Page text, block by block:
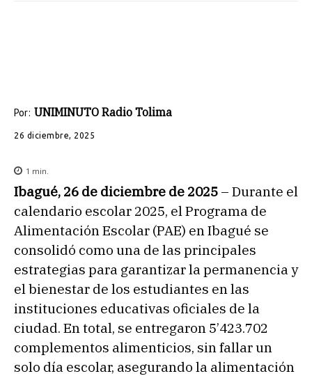
Por: UNIMINUTO Radio Tolima
26 diciembre, 2025
1 min.
Ibagué, 26 de diciembre de 2025 – Durante el
calendario escolar 2025, el Programa de
Alimentación Escolar (PAE) en Ibagué se
consolidó como una de las principales
estrategias para garantizar la permanencia y
el bienestar de los estudiantes en las
instituciones educativas oficiales de la
ciudad. En total, se entregaron 5’423.702
complementos alimenticios, sin fallar un
solo día escolar, asegurando la alimentación